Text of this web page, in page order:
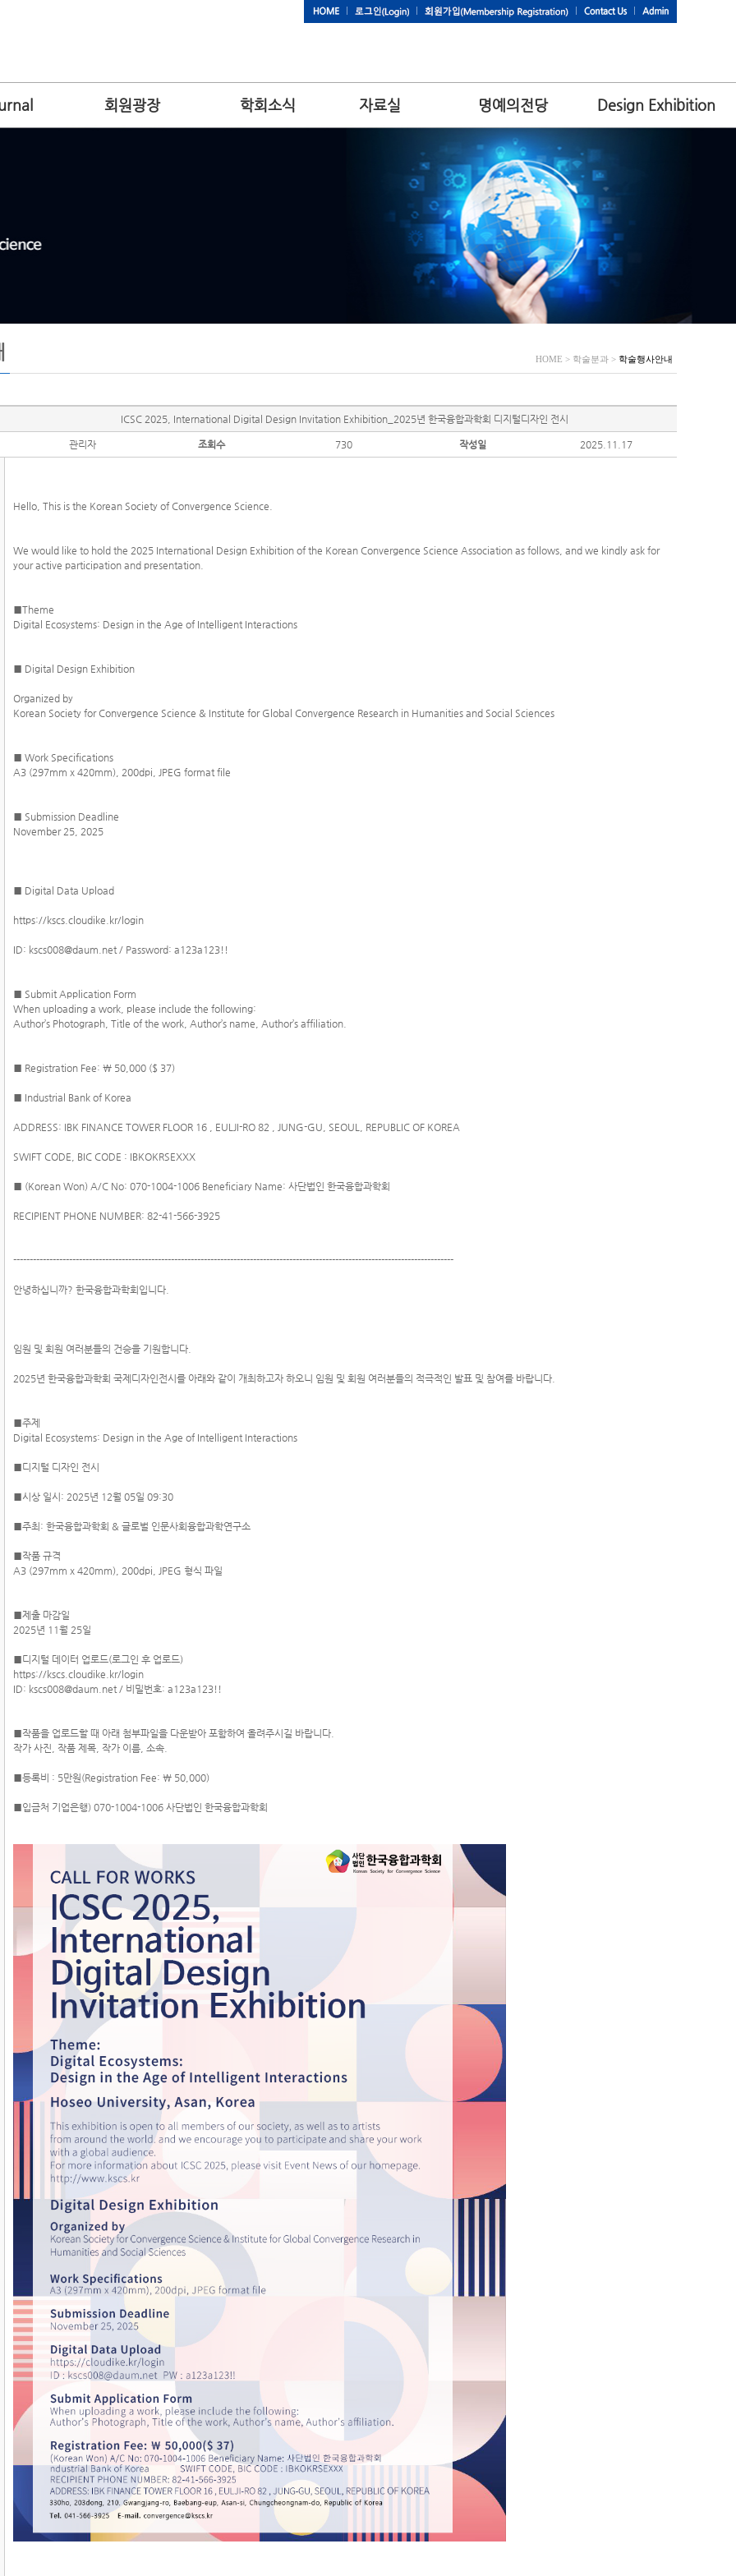
회원광장 학회소식 자료실 명예의전당 Design Exhibition
HOME > 학술분과 > 학술행사안내
ICSC 2025, International Digital Design Invitation Exhibition_2025년 한국융합과학회 디지털디자인 전시
관리자 조회수 730 작성일 2025.11.17
Hello, This is the Korean Society of Convergence Science.
We would like to hold the 2025 International Design Exhibition of the Korean Convergence Science Association as follows, and we kindly ask for
your active participation and presentation.
■Theme
Digital Ecosystems: Design in the Age of Intelligent Interactions
■ Digital Design Exhibition
Organized by
Korean Society for Convergence Science & Institute for Global Convergence Research in Humanities and Social Sciences
■ Work Specifications
A3 (297mm x 420mm), 200dpi, JPEG format file
■ Submission Deadline
November 25, 2025
■ Digital Data Upload
https://kscs.cloudike.kr/login
ID: kscs008@daum.net / Password: a123a123!!
■ Submit Application Form
When uploading a work, please include the following:
Author’s Photograph, Title of the work, Author’s name, Author’s affiliation.
■ Registration Fee: ￦ 50,000 ($ 37)
■ Industrial Bank of Korea
ADDRESS: IBK FINANCE TOWER FLOOR 16 , EULJI-RO 82 , JUNG-GU, SEOUL, REPUBLIC OF KOREA
SWIFT CODE, BIC CODE : IBKOKRSEXXX
■ (Korean Won) A/C No: 070-1004-1006 Beneficiary Name: 사단법인 한국융합과학회
RECIPIENT PHONE NUMBER: 82-41-566-3925
--------------------------------------------------------------------------------------------------------------------------------------
안녕하십니까? 한국융합과학회입니다.
임원 및 회원 여러분들의 건승을 기원합니다.
2025년 한국융합과학회 국제디자인전시를 아래와 같이 개최하고자 하오니 임원 및 회원 여러분들의 적극적인 발표 및 참여를 바랍니다.
■주제
Digital Ecosystems: Design in the Age of Intelligent Interactions
■디지털 디자인 전시
■시상 일시: 2025년 12월 05일 09:30
■주최: 한국융합과학회 & 글로벌 인문사회융합과학연구소
■작품 규격
A3 (297mm x 420mm), 200dpi, JPEG 형식 파일
■제출 마감일
2025년 11월 25일
■디지털 데이터 업로드(로그인 후 업로드)
https://kscs.cloudike.kr/login
ID: kscs008@daum.net / 비밀번호: a123a123!!
■작품을 업로드할 때 아래 첨부파일을 다운받아 포함하여 올려주시길 바랍니다.
작가 사진, 작품 제목, 작가 이름, 소속.
■등록비 : 5만원(Registration Fee: ￦ 50,000)
■입금처 기업은행) 070-1004-1006 사단법인 한국융합과학회